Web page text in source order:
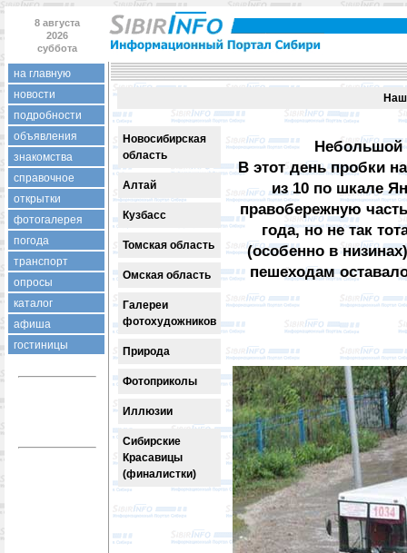
8 августа
2026
суббота
на главную
новости
подробности
объявления
знакомства
справочное
открытки
фотогалерея
погода
транспорт
опросы
каталог
афиша
гостиницы
Новосибирская
область
Алтай
Кузбасс
Томская область
Омская область
Галереи
фотохудожников
Природа
Фотоприколы
Иллюзии
Сибирские
Красавицы
(финалистки)
Небольшой
В этот день пробки
из 10 по шкале
правобережную
года, но не так
(особенно в
пешеходам